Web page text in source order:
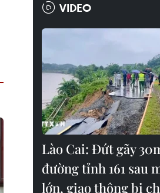
VIDEO
Lào Cai: Đứt gãy
đường tỉnh 161 sau
lớn, giao thông bị